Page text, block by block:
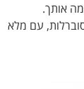
אותך.
עם מלא